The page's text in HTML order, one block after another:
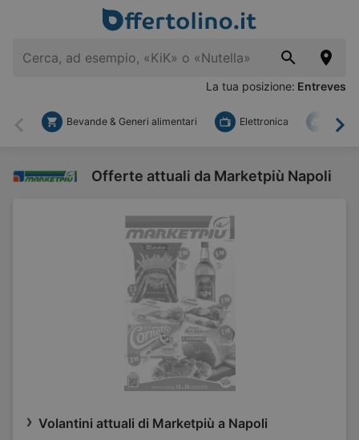
La tua posizione: Entreves
Indietro
Bevande & Generi alimentari Elettronica Fai
Offerte attuali da Marketpiù Napoli
Volantini attuali di Marketpiù a Napoli